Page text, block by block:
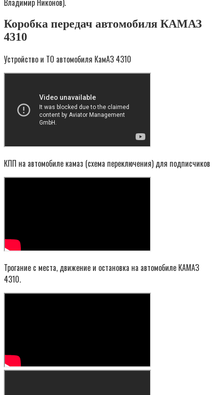
Коробка передач автомобиля КАМАЗ
4310
Устройство и ТО автомобиля КамАЗ 4310
КПП на автомобиле камаз (схема переключения) для подписчиков
Трогание с места, движение и остановка на автомобиле КАМАЗ
4310.